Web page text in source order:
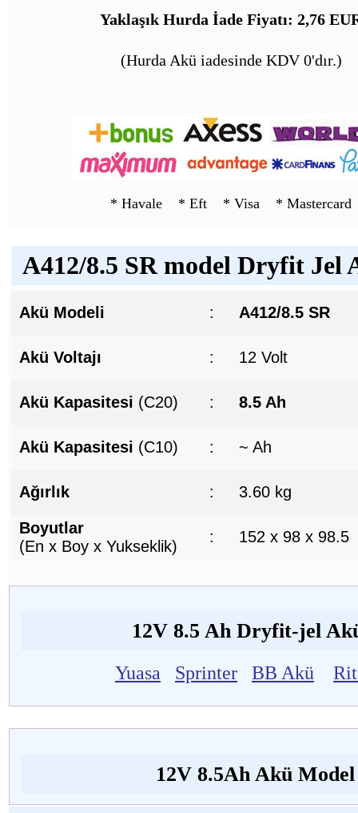
Yaklaşık Hurda İade Fiyatı: 2,76
(Hurda Akü iadesinde KDV 0'dır.)
* Havale * Eft * Visa * Mastercard
A412/8.5 SR model Dryfit
Akü Modeli : A412/8.5 SR
Akü Voltajı : 12 Volt
Akü Kapasitesi (C20) : 8.5 Ah
Akü Kapasitesi (C10) : ~ Ah
Ağırlık : 3.60 kg
Boyutlar
(En x Boy x Yukseklik)
: 152 x 98 x 98.5
12V 8.5 Ah Dryfit-jel
Yuasa Sprinter BB Akü
12V 8.5Ah Akü